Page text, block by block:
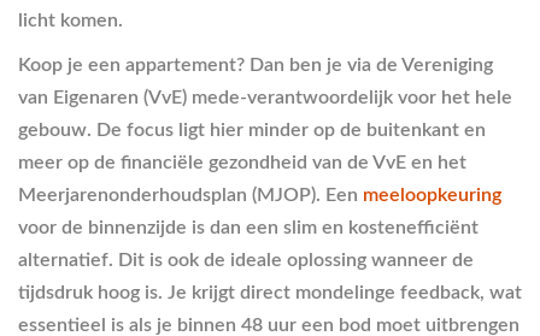
licht komen.
Koop je een appartement? Dan ben je via de Vereniging
van Eigenaren (VvE) mede-verantwoordelijk voor het hele
gebouw. De focus ligt hier minder op de buitenkant en
meer op de financiële gezondheid van de VvE en het
Meerjarenonderhoudsplan (MJOP). Een meeloopkeuring
voor de binnenzijde is dan een slim en kostenefficiënt
alternatief. Dit is ook de ideale oplossing wanneer de
tijdsdruk hoog is. Je krijgt direct mondelinge feedback, wat
essentieel is als je binnen 48 uur een bod moet uitbrengen